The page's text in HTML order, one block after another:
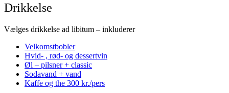
Drikkelse
Vælges drikkelse ad libitum – inkluderer
Velkomstbobler
Hvid- , rød- og dessertvin
Øl – pilsner + classic
Sodavand + vand
Kaffe og the 300 kr./pers